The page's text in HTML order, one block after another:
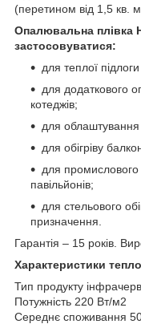
(перетином від 1,5 кв.
Опалювальна плівка
застосовуватися:
для теплої
для додаткового
котеджів;
для облаштування
для обігріву
для промислового
павільйонів;
для стельового
призначення.
Гарантія – 15 років.
Характеристики
Тип продукту
Потужність 220 Вт/м2
Середнє споживання